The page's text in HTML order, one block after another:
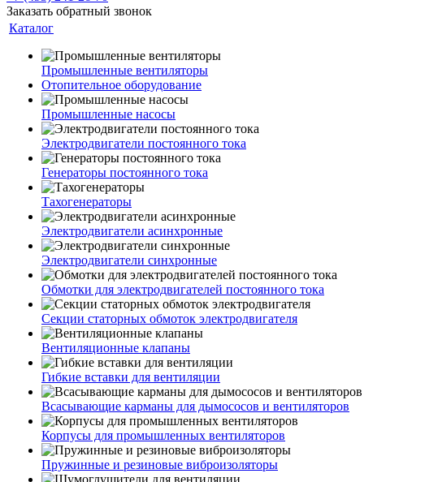
Заказать обратный звонок
Каталог
Промышленные вентиляторы
Отопительное оборудование
Промышленные насосы
Электродвигатели постоянного тока
Генераторы постоянного тока
Тахогенераторы
Электродвигатели асинхронные
Электродвигатели синхронные
Обмотки для электродвигателей постоянного тока
Секции статорных обмоток электродвигателя
Вентиляционные клапаны
Гибкие вставки для вентиляции
Всасывающие карманы для дымососов и вентиляторов
Корпусы для промышленных вентиляторов
Пружинные и резиновые виброизоляторы